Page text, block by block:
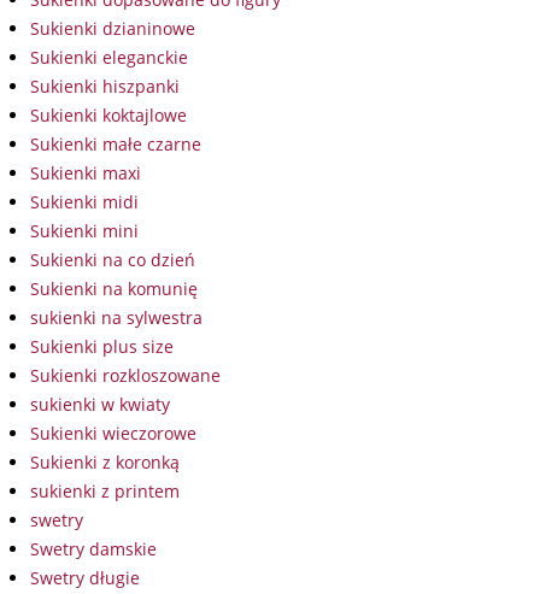
Sukienki dzianinowe
Sukienki eleganckie
Sukienki hiszpanki
Sukienki koktajlowe
Sukienki małe czarne
Sukienki maxi
Sukienki midi
Sukienki mini
Sukienki na co dzień
Sukienki na komunię
sukienki na sylwestra
Sukienki plus size
Sukienki rozkloszowane
sukienki w kwiaty
Sukienki wieczorowe
Sukienki z koronką
sukienki z printem
swetry
Swetry damskie
Swetry długie